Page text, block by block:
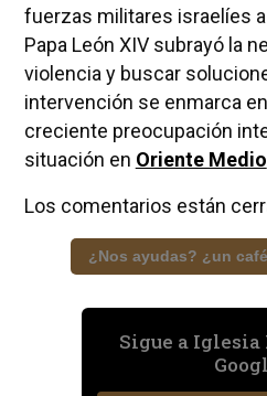
fuerzas militares israelíes a
Papa León XIV subrayó la
violencia y buscar
intervención se enmarca
creciente preocupación
situación en Oriente Medio
Los comentarios están
¿Nos ayudas? ¿un
Sigue a